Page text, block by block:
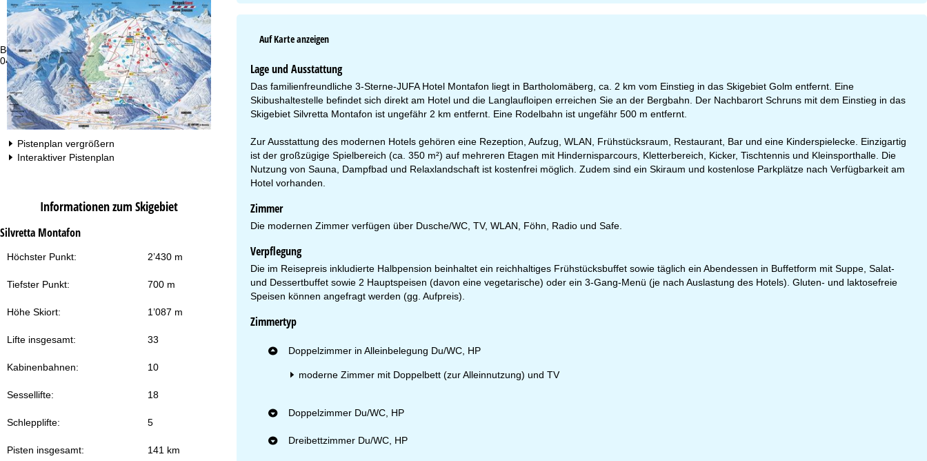
Beratung
044 580 28 88 oder +4922188828374
Fr:
Sa-So:
geschlossen
Zur Kontaktseite
Beratung
Pistenplan vergrößern
Interaktiver Pistenplan
Informationen zum Skigebiet
Silvretta Montafon
Höchster Punkt: 2’430 m
Tiefster Punkt: 700 m
Höhe Skiort: 1’087 m
Lifte insgesamt: 33
Kabinenbahnen: 10
Sessellifte: 18
Schlepplifte: 5
Pisten insgesamt: 141 km
Auf Karte anzeigen
Lage und Ausstattung
Das familienfreundliche 3-Sterne-JUFA Hotel Montafon liegt in Bartholomäberg, ca. 2 km vom Einstieg in das Skigebiet Golm entfernt. Eine
Skibushaltestelle befindet sich direkt am Hotel und die Langlaufloipen erreichen Sie an der Bergbahn. Der Nachbarort Schruns mit dem Einstieg in das
Skigebiet Silvretta Montafon ist ungefähr 2 km entfernt. Eine Rodelbahn ist ungefähr 500 m entfernt.
Zur Ausstattung des modernen Hotels gehören eine Rezeption, Aufzug, WLAN, Frühstücksraum, Restaurant, Bar und eine Kinderspielecke. Einzigartig
ist der großzügige Spielbereich (ca. 350 m²) auf mehreren Etagen mit Hindernisparcours, Kletterbereich, Kicker, Tischtennis und Kleinsporthalle. Die
Nutzung von Sauna, Dampfbad und Relaxlandschaft ist kostenfrei möglich. Zudem sind ein Skiraum und kostenlose Parkplätze nach Verfügbarkeit am
Hotel vorhanden.
Zimmer
Die modernen Zimmer verfügen über Dusche/WC, TV, WLAN, Föhn, Radio und Safe.
Verpflegung
Die im Reisepreis inkludierte Halbpension beinhaltet ein reichhaltiges Frühstücksbuffet sowie täglich ein Abendessen in Buffetform mit Suppe, Salat-
und Dessertbuffet sowie 2 Hauptspeisen (davon eine vegetarische) oder ein 3-Gang-Menü (je nach Auslastung des Hotels). Gluten- und laktosefreie
Speisen können angefragt werden (gg. Aufpreis).
Zimmertyp
Doppelzimmer in Alleinbelegung Du/WC, HP
moderne Zimmer mit Doppelbett (zur Alleinnutzung) und TV
Doppelzimmer Du/WC, HP
Dreibettzimmer Du/WC, HP